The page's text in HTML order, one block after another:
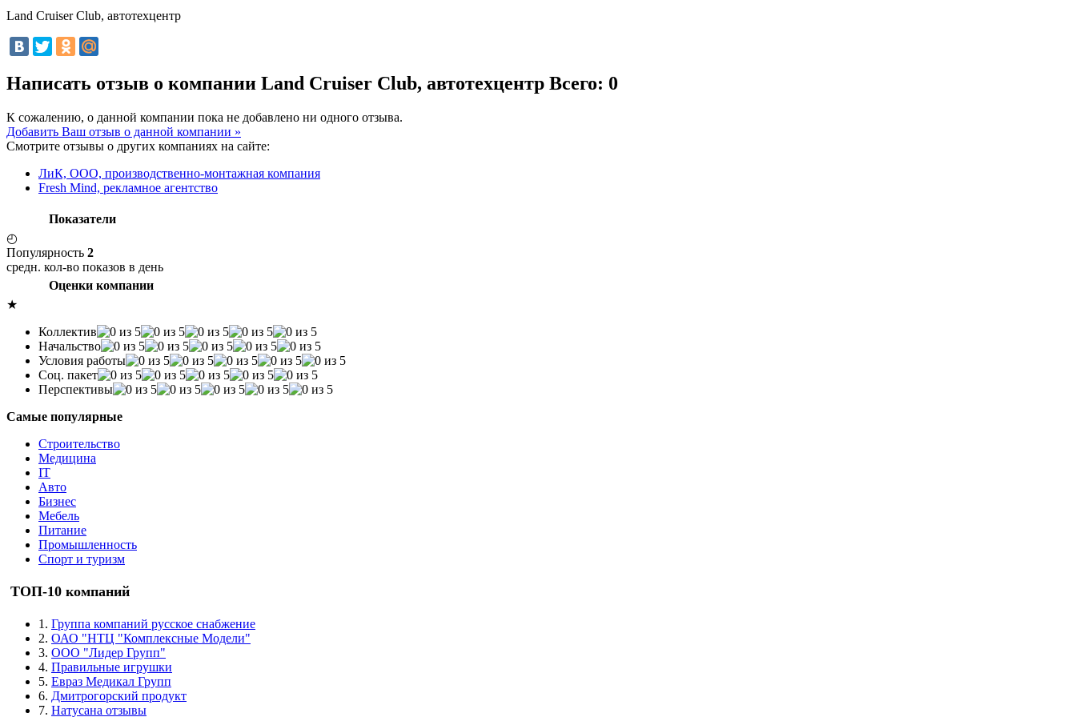
Land Cruiser Club, автотехцентр
Написать отзыв о компании Land Cruiser Club, автотехцентр Всего: 0
К сожалению, о данной компании пока не добавлено ни одного отзыва.
Добавить Ваш отзыв о данной компании »
Смотрите отзывы о других компаниях на сайте:
ЛиК, ООО, производственно-монтажная компания
Fresh Mind, рекламное агентство
Показатели
◴
Популярность 2
средн. кол-во показов в день
Оценки компании
★
Коллектив
Начальство
Условия работы
Соц. пакет
Перспективы
Самые популярные
Строительство
Медицина
IT
Авто
Бизнес
Мебель
Питание
Промышленность
Спорт и туризм
ТОП-10 компаний
1. Группа компаний русское снабжение
2. ОАО "НТЦ "Комплексные Модели"
3. ООО "Лидер Групп"
4. Правильные игрушки
5. Евраз Медикал Групп
6. Дмитрогорский продукт
7. Натусана отзывы